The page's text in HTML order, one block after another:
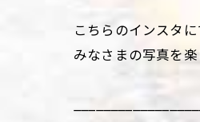
こちらのインスタ
みなさまの写真を